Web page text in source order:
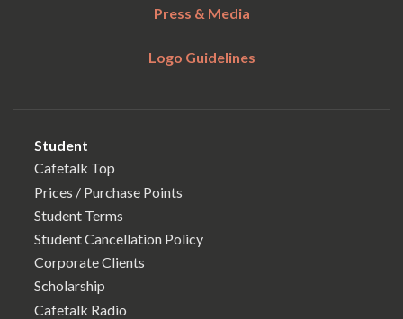
Press & Media
Logo Guidelines
Student
Cafetalk Top
Prices / Purchase Points
Student Terms
Student Cancellation Policy
Corporate Clients
Scholarship
Cafetalk Radio